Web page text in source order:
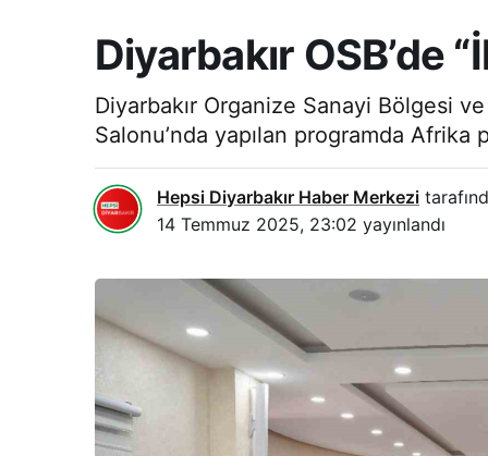
Diyarbakır OSB’de
Diyarbakır Organize Sanayi Bölgesi
Salonu’nda yapılan programda Afrika
Hepsi Diyarbakır Haber Merkezi
14 Temmuz 2025, 23:02 yayınlandı